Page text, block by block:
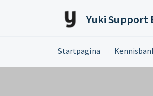
Yuki Support
Startpagina